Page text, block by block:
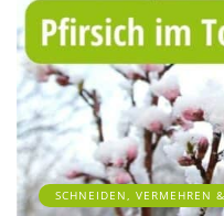
SCHNEIDEN, VERMEHREN